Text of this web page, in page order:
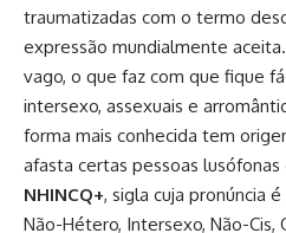
traumatizadas com o termo
expressão mundialmente
vago, o que faz com que fique
intersexo, assexuais e
forma mais conhecida tem
afasta certas pessoas
NHINCQ+, sigla cuja pronúncia
Não-Hétero, Intersexo, Não-